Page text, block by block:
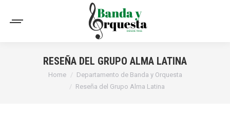
RESEÑA DEL GRUPO ALMA LATINA
You are here:Home
Departamento de Banda y Orquesta
Reseña del Grupo Alma Latina